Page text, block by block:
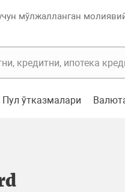
мўлжалланган
Пул ўтказмалари